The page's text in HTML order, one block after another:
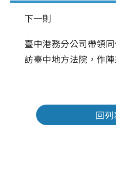
下一則
臺中港務分公司帶領
訪臺中地方法院，作
回列